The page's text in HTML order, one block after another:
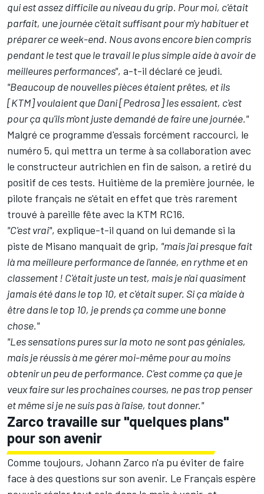
qui est assez difficile au niveau du grip. Pour moi, c'était
parfait, une journée c'était suffisant pour m'y habituer et
préparer ce week-end. Nous avons encore bien compris
pendant le test que le travail le plus simple aide à avoir de
meilleures performances", a-t-il déclaré ce jeudi.
"Beaucoup de nouvelles pièces étaient prêtes, et ils
[KTM] voulaient queDani [Pedrosa]les essaient, c'est
pour ça qu'ils m'ont juste demandé de faire une journée."
Malgré ce programme d'essais forcément raccourci, le
numéro 5, qui mettra un terme à sa collaboration avec
le constructeur autrichien en fin de saison, a retiré du
positif de ces tests. Huitième de la première journée, le
pilote français ne s'était en effet que très rarement
trouvé à pareille fête avec la KTM RC16.
"C'est vrai", explique-t-il quand on lui demande si la
piste de Misano manquait de grip, "mais j'ai presque fait
là ma meilleure performance de l'année, en rythme et en
classement ! C'était juste un test, mais je n'ai quasiment
jamais été dans le top 10, et c'était super. Si ça m'aide à
être dans le top 10, je prends ça comme une bonne
chose."
"Les sensations pures sur la moto ne sont pas géniales,
mais je réussis à me gérer moi-même pour au moins
obtenir un peu de performance. C'est comme ça que je
veux faire sur les prochaines courses, ne pas trop penser
et même si je ne suis pas à l'aise, tout donner."
Zarco travaille sur "quelques plans"
pour son avenir
Comme toujours, Johann Zarco n'a pu éviter de faire
face à des questions sur son avenir. Le Français espère